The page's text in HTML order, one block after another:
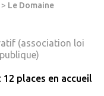
> Le Domaine
(association loi
places en accueil